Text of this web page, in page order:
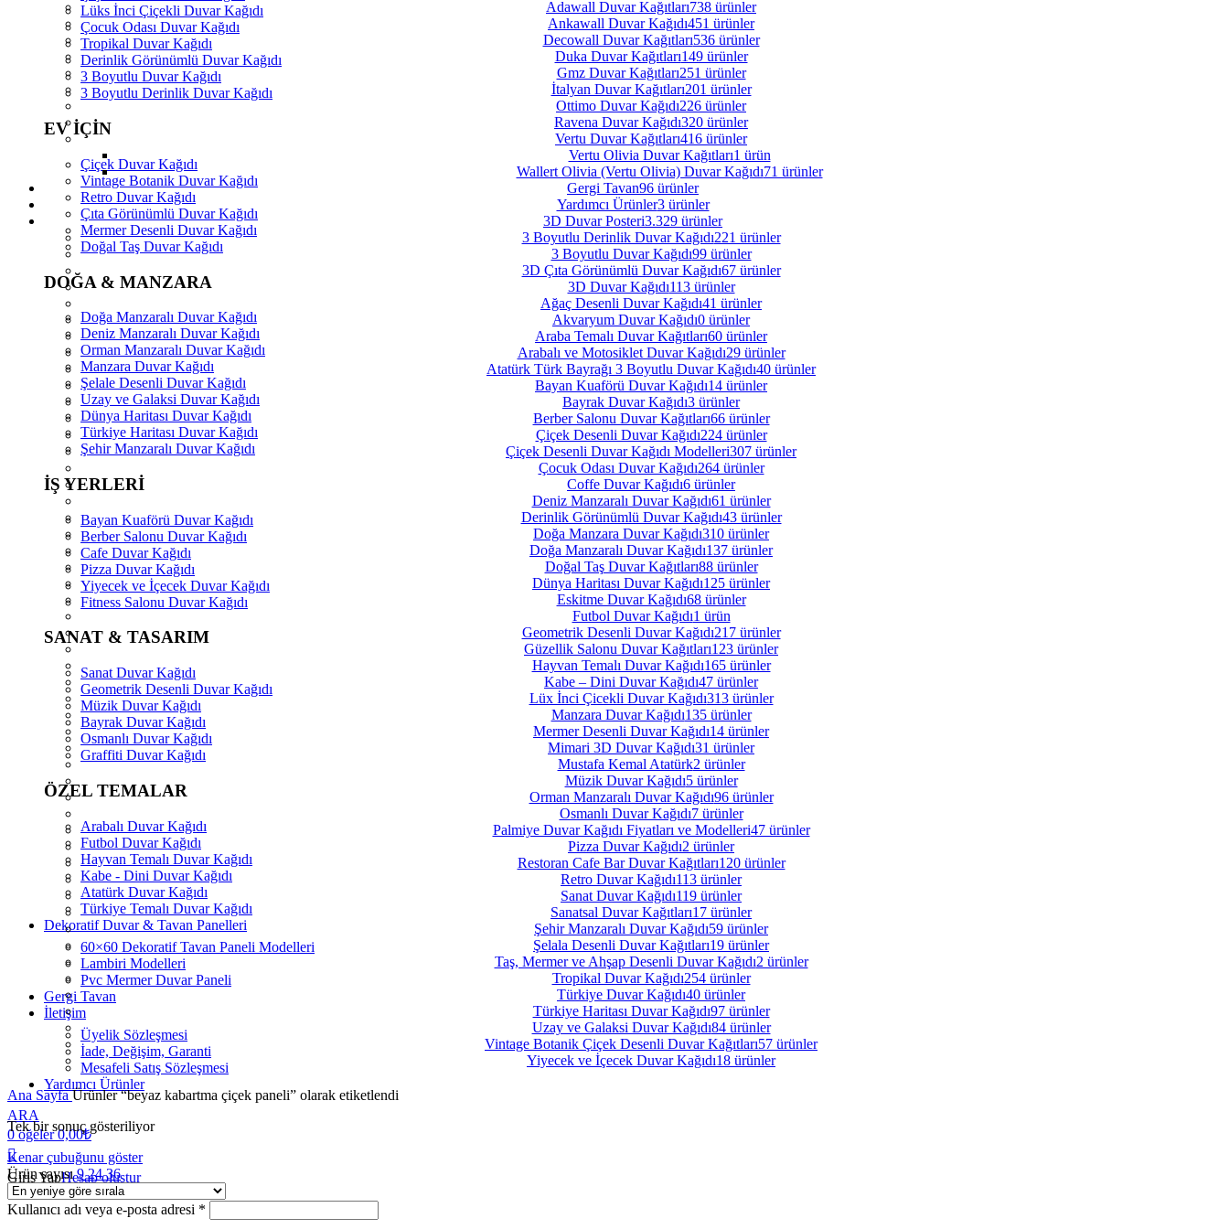
Lüks İnci Çiçekli Duvar Kağıdı
Çocuk Odası Duvar Kağıdı
Tropikal Duvar Kağıdı
Derinlik Görünümlü Duvar Kağıdı
3 Boyutlu Duvar Kağıdı
3 Boyutlu Derinlik Duvar Kağıdı
EV İÇİN
Çiçek Duvar Kağıdı
Vintage Botanik Duvar Kağıdı
Retro Duvar Kağıdı
Çıta Görünümlü Duvar Kağıdı
Mermer Desenli Duvar Kağıdı
Doğal Taş Duvar Kağıdı
DOĞA & MANZARA
Doğa Manzaralı Duvar Kağıdı
Deniz Manzaralı Duvar Kağıdı
Orman Manzaralı Duvar Kağıdı
Manzara Duvar Kağıdı
Şelale Desenli Duvar Kağıdı
Uzay ve Galaksi Duvar Kağıdı
Dünya Haritası Duvar Kağıdı
Türkiye Haritası Duvar Kağıdı
Şehir Manzaralı Duvar Kağıdı
İŞ YERLERİ
Bayan Kuaförü Duvar Kağıdı
Berber Salonu Duvar Kağıdı
Cafe Duvar Kağıdı
Pizza Duvar Kağıdı
Yiyecek ve İçecek Duvar Kağıdı
Fitness Salonu Duvar Kağıdı
SANAT & TASARIM
Sanat Duvar Kağıdı
Geometrik Desenli Duvar Kağıdı
Müzik Duvar Kağıdı
Bayrak Duvar Kağıdı
Osmanlı Duvar Kağıdı
Graffiti Duvar Kağıdı
ÖZEL TEMALAR
Arabalı Duvar Kağıdı
Futbol Duvar Kağıdı
Hayvan Temalı Duvar Kağıdı
Kabe - Dini Duvar Kağıdı
Atatürk Duvar Kağıdı
Türkiye Temalı Duvar Kağıdı
Dekoratif Duvar & Tavan Panelleri
60×60 Dekoratif Tavan Paneli Modelleri
Lambiri Modelleri
Pvc Mermer Duvar Paneli
Gergi Tavan
İletişim
Üyelik Sözleşmesi
İade, Değişim, Garanti
Mesafeli Satış Sözleşmesi
Yardımcı Ürünler
ARA
0öğeler 0,00₺
Giriş YapHesap oluştur
Kullanıcı adı veya e-posta adresi *
Adawall Duvar Kağıtları738 ürünler
Ankawall Duvar Kağıdı451 ürünler
Decowall Duvar Kağıtları536 ürünler
Duka Duvar Kağıtları149 ürünler
Gmz Duvar Kağıtları251 ürünler
İtalyan Duvar Kağıtları201 ürünler
Ottimo Duvar Kağıdı226 ürünler
Ravena Duvar Kağıdı320 ürünler
Vertu Duvar Kağıtları416 ürünler
Vertu Olivia Duvar Kağıtları1 ürün
Wallert Olivia (Vertu Olivia) Duvar Kağıdı71 ürünler
Gergi Tavan96 ürünler
Yardımcı Ürünler3 ürünler
3D Duvar Posteri3.329 ürünler
3 Boyutlu Derinlik Duvar Kağıdı221 ürünler
3 Boyutlu Duvar Kağıdı99 ürünler
3D Çıta Görünümlü Duvar Kağıdı67 ürünler
3D Duvar Kağıdı113 ürünler
Ağaç Desenli Duvar Kağıdı41 ürünler
Akvaryum Duvar Kağıdı0 ürünler
Araba Temalı Duvar Kağıtları60 ürünler
Arabalı ve Motosiklet Duvar Kağıdı29 ürünler
Atatürk Türk Bayrağı 3 Boyutlu Duvar Kağıdı40 ürünler
Bayan Kuaförü Duvar Kağıdı14 ürünler
Bayrak Duvar Kağıdı3 ürünler
Berber Salonu Duvar Kağıtları66 ürünler
Çiçek Desenli Duvar Kağıdı224 ürünler
Çiçek Desenli Duvar Kağıdı Modelleri307 ürünler
Çocuk Odası Duvar Kağıdı264 ürünler
Coffe Duvar Kağıdı6 ürünler
Deniz Manzaralı Duvar Kağıdı61 ürünler
Derinlik Görünümlü Duvar Kağıdı43 ürünler
Doğa Manzara Duvar Kağıdı310 ürünler
Doğa Manzaralı Duvar Kağıdı137 ürünler
Doğal Taş Duvar Kağıtları88 ürünler
Dünya Haritası Duvar Kağıdı125 ürünler
Eskitme Duvar Kağıdı68 ürünler
Futbol Duvar Kağıdı1 ürün
Geometrik Desenli Duvar Kağıdı217 ürünler
Güzellik Salonu Duvar Kağıtları123 ürünler
Hayvan Temalı Duvar Kağıdı165 ürünler
Kabe – Dini Duvar Kağıdı47 ürünler
Lüx İnci Çicekli Duvar Kağıdı313 ürünler
Manzara Duvar Kağıdı135 ürünler
Mermer Desenli Duvar Kağıdı14 ürünler
Mimari 3D Duvar Kağıdı31 ürünler
Mustafa Kemal Atatürk2 ürünler
Müzik Duvar Kağıdı5 ürünler
Orman Manzaralı Duvar Kağıdı96 ürünler
Osmanlı Duvar Kağıdı7 ürünler
Palmiye Duvar Kağıdı Fiyatları ve Modelleri47 ürünler
Pizza Duvar Kağıdı2 ürünler
Restoran Cafe Bar Duvar Kağıtları120 ürünler
Retro Duvar Kağıdı113 ürünler
Sanat Duvar Kağıdı119 ürünler
Sanatsal Duvar Kağıtları17 ürünler
Şehir Manzaralı Duvar Kağıdı59 ürünler
Şelala Desenli Duvar Kağıtları19 ürünler
Taş, Mermer ve Ahşap Desenli Duvar Kağıdı2 ürünler
Tropikal Duvar Kağıdı254 ürünler
Türkiye Duvar Kağıdı40 ürünler
Türkiye Haritası Duvar Kağıdı97 ürünler
Uzay ve Galaksi Duvar Kağıdı84 ürünler
Vintage Botanik Çiçek Desenli Duvar Kağıtları57 ürünler
Yiyecek ve İçecek Duvar Kağıdı18 ürünler
Ana SayfaÜrünler “beyaz kabartma çiçek paneli” olarak etiketlendi
Tek bir sonuç gösteriliyor
Kenar çubuğunu göster
Ürün sayısı92436